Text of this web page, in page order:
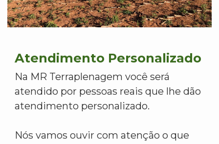
Atendimento Personalizado
Na MR Terraplenagem você será
atendido por pessoas reais que lhe dão
atendimento personalizado.
Nós vamos ouvir com atenção o que